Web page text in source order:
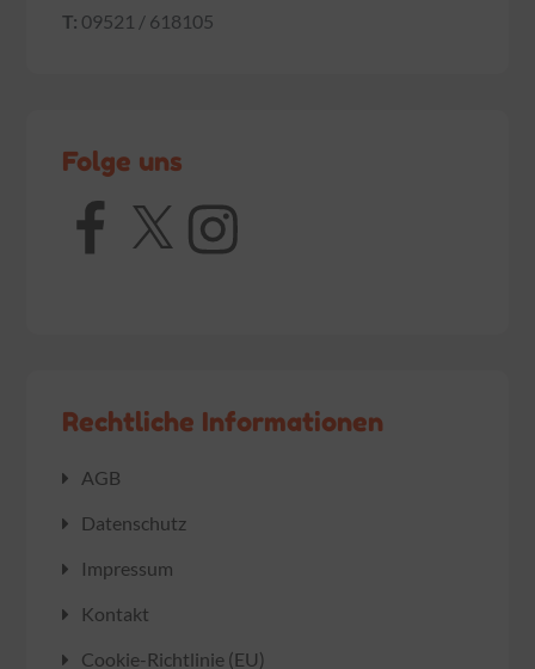
T: 09521 / 618105
Folge uns
Facebook
X Instagram
Rechtliche Informationen
AGB
Datenschutz
Impressum
Kontakt
Cookie-Richtlinie (EU)